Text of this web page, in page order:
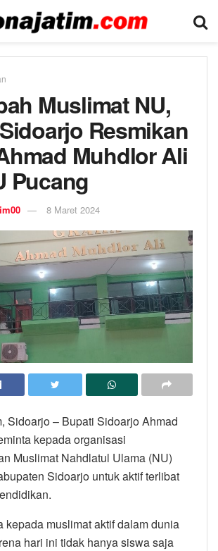
Muslimat NU,
Resmikan
Muhdlor Ali
Pucang
8 Maret 2024
Sidoarjo – Bupati Sidoarjo Ahmad
kepada organisasi
Muslimat Nahdlatul Ulama (NU)
Sidoarjo untuk aktif terlibat
kepada muslimat aktif dalam dunia
hari ini tidak hanya siswa saja